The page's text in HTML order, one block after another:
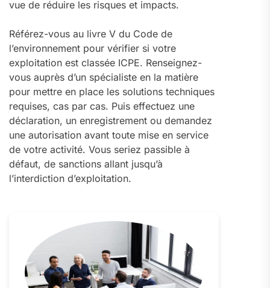
vue de réduire les risques et impacts.
Référez-vous au livre V du Code de
l’environnement pour vérifier si votre
exploitation est classée ICPE. Renseignez-
vous auprès d’un spécialiste en la matière
pour mettre en place les solutions techniques
requises, cas par cas. Puis effectuez une
déclaration, un enregistrement ou demandez
une autorisation avant toute mise en service
de votre activité. Vous seriez passible à
défaut, de sanctions allant jusqu’à
l’interdiction d’exploitation.